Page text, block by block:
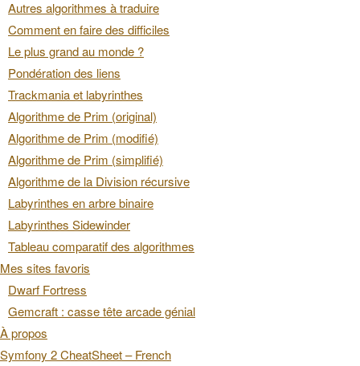
Autres algorithmes à traduire
Comment en faire des difficiles
Le plus grand au monde ?
Pondération des liens
Trackmania et labyrinthes
Algorithme de Prim (original)
Algorithme de Prim (modifié)
Algorithme de Prim (simplifié)
Algorithme de la Division récursive
Labyrinthes en arbre binaire
Labyrinthes Sidewinder
Tableau comparatif des algorithmes
Mes sites favoris
Dwarf Fortress
Gemcraft : casse tête arcade génial
À propos
Symfony 2 CheatSheet – French